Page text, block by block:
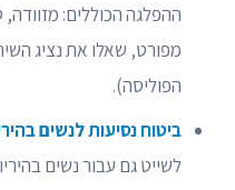
ההפלגה הכוללים:
מפורט, שאלו את נציג
הפוליסה).
ביטוח נסיעות לנשים
לשייט גם עבור נשים